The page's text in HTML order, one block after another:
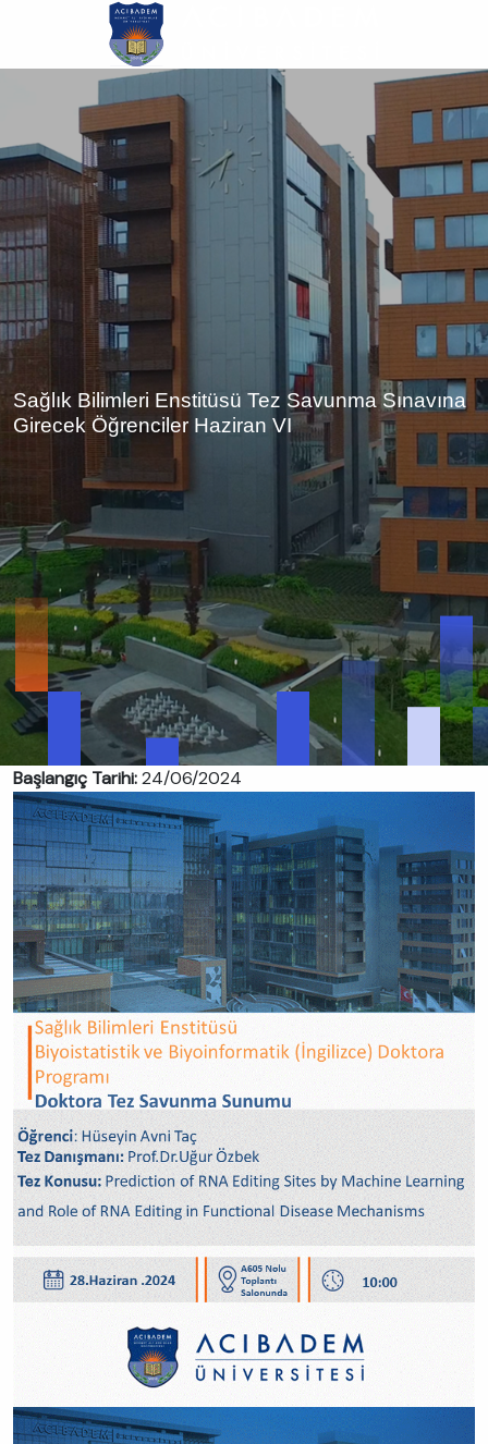
atla
Sağlık Bilimleri Enstitüsü Tez Savunma Sınavına
Girecek Öğrenciler Haziran VI
Başlangıç Tarihi:24/06/2024